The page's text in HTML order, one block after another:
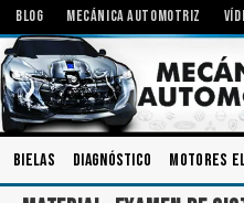
BLOG MECÁNICA AUTOMOTRIZ
Bielas Diagnóstico Motores